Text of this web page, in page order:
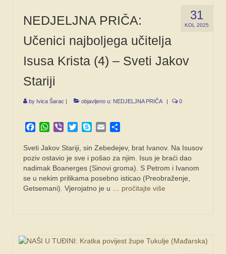
31
KOL 2025
NEDJELJNA PRIČA:
Učenici najboljega učitelja
Isusa Krista (4) – Sveti Jakov
Stariji
by Ivica Šarac | objavljeno u: NEDJELJNA PRIČA | 0
Facebook
WhatsApp
Viber TwitterSkypeEmail
Sveti Jakov Stariji, sin Zebedejev, brat Ivanov. Na Isusov
poziv ostavio je sve i pošao za njim. Isus je braći dao
nadimak Boanerges (Sinovi groma). S Petrom i Ivanom
se u nekim prilikama posebno isticao (Preobraženje,
Getsemani). Vjerojatno je u … pročitajte više